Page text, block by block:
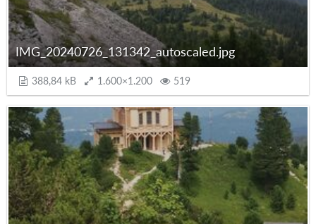
IMG_20240726_131342_autoscaled.jpg
388,84 kB 1.600×1.200 519